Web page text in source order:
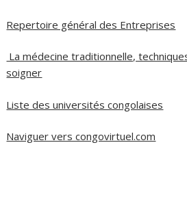
Repertoire général des Entreprises
La médecine traditionnelle,
soigner
Liste des universités congolaises
Naviguer vers congovirtuel.com